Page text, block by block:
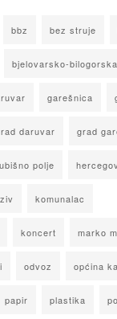
bbz bez struje
bjelovarsko-
garešnica
daruvar grad
polje
komunalac
koncert marko
odvoz općina
papir plastika